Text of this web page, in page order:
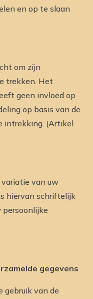
en op te slaan
om zijn
trekken. Het
geen invloed op
op basis van de
intrekking. (Artikel
van uw
hiervan schriftelijk
persoonlijke
gegevens
gebruik van de